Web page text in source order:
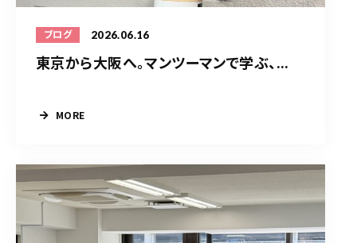
ブログ 2026.06.16
東京から大阪へ。マンツーマンで学ぶ、...
MORE